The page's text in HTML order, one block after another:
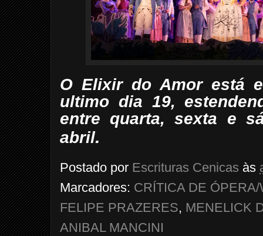
O Elixir do Amor está
ultimo dia 19,
entre quarta, sexta e
abril.
Postado por Escrituras Cenicas às
Marcadores: CRÍTICA DE
FELIPE PRAZERES, MENELICK
ANIBAL MANCINI